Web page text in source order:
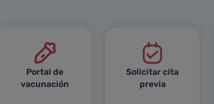
Portal de
vacunación
Solicitar cita
previa